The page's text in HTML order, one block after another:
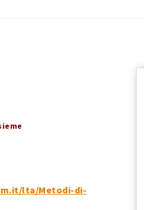
lta/Metodi-di-